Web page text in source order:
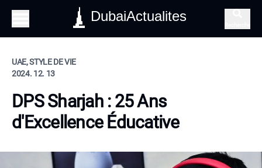
DubaiActualites
UAE, STYLE DE VIE
2024. 12. 13
DPS Sharjah : 25 Ans
d'Excellence Éducative